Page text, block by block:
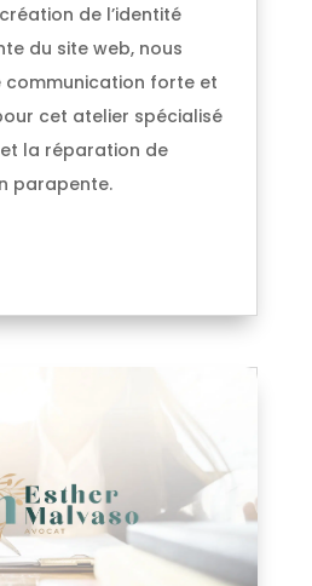
de l’identité
du site web, nous
communication forte et
cet atelier spécialisé
la réparation de
parapente.